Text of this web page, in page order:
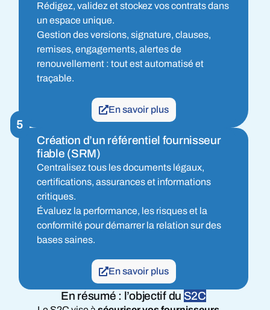
Rédigez, validez et stockez vos contrats dans
un espace unique.
Gestion des versions, signature, clauses,
remises, engagements, alertes de
renouvellement : tout est automatisé et
traçable.
En savoir plus
5
Création d’un référentiel fournisseur
fiable (SRM)
Centralisez tous les documents légaux,
certifications, assurances et informations
critiques.
Évaluez la performance, les risques et la
conformité pour démarrer la relation sur des
bases saines.
En savoir plus
En résumé : l’objectif du S2C